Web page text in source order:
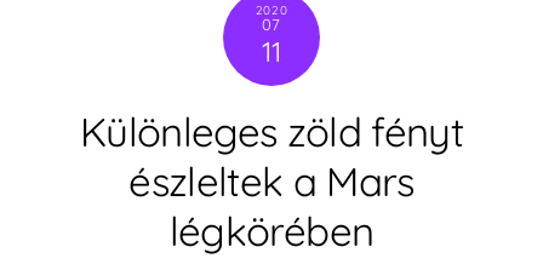
2020
07
11
Különleges zöld fényt
észleltek a Mars
légkörében